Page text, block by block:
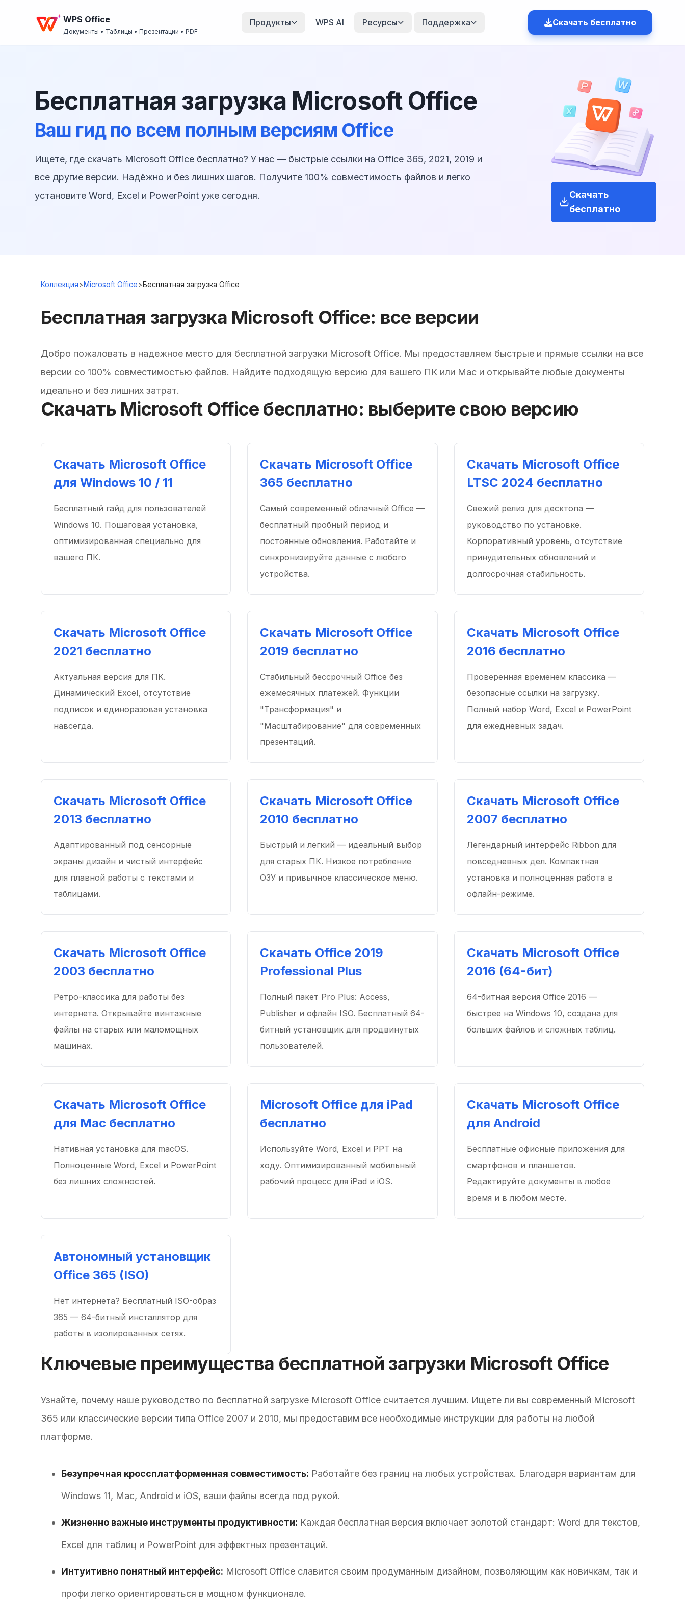
WPS Office
Документы • Таблицы • Презентации • PDF
Продукты WPS AI Ресурсы Поддержка Скачать бесплатно
Бесплатная загрузка Microsoft Office
Ваш гид по всем полным версиям Office
Ищете, где скачать Microsoft Office бесплатно? У нас — быстрые ссылки на Office 365, 2021, 2019 и
все другие версии. Надёжно и без лишних шагов. Получите 100% совместимость файлов и легко
установите Word, Excel и PowerPoint уже сегодня.
Скачать
бесплатно
Коллекция>Microsoft Office>Бесплатная загрузка Office
Бесплатная загрузка Microsoft Office: все версии
Добро пожаловать в надежное место для бесплатной загрузки Microsoft Office. Мы предоставляем быстрые и прямые ссылки на все
версии со 100% совместимостью файлов. Найдите подходящую версию для вашего ПК или Mac и открывайте любые документы
идеально и без лишних затрат.
Скачать Microsoft Office бесплатно: выберите свою версию
Скачать Microsoft Office
для Windows 10 / 11
Бесплатный гайд для пользователей
Windows 10. Пошаговая установка,
оптимизированная специально для
вашего ПК.
Скачать Microsoft Office
365 бесплатно
Самый современный облачный Office —
бесплатный пробный период и
постоянные обновления. Работайте и
синхронизируйте данные с любого
устройства.
Скачать Microsoft Office
LTSC 2024 бесплатно
Свежий релиз для десктопа —
руководство по установке.
Корпоративный уровень, отсутствие
принудительных обновлений и
долгосрочная стабильность.
Скачать Microsoft Office
2021 бесплатно
Актуальная версия для ПК.
Динамический Excel, отсутствие
подписок и единоразовая установка
навсегда.
Скачать Microsoft Office
2019 бесплатно
Стабильный бессрочный Office без
ежемесячных платежей. Функции
"Трансформация" и
"Масштабирование" для современных
презентаций.
Скачать Microsoft Office
2016 бесплатно
Проверенная временем классика —
безопасные ссылки на загрузку.
Полный набор Word, Excel и PowerPoint
для ежедневных задач.
Скачать Microsoft Office
2013 бесплатно
Адаптированный под сенсорные
экраны дизайн и чистый интерфейс
для плавной работы с текстами и
таблицами.
Скачать Microsoft Office
2010 бесплатно
Быстрый и легкий — идеальный выбор
для старых ПК. Низкое потребление
ОЗУ и привычное классическое меню.
Скачать Microsoft Office
2007 бесплатно
Легендарный интерфейс Ribbon для
повседневных дел. Компактная
установка и полноценная работа в
офлайн-режиме.
Скачать Microsoft Office
2003 бесплатно
Ретро-классика для работы без
интернета. Открывайте винтажные
файлы на старых или маломощных
машинах.
Скачать Office 2019
Professional Plus
Полный пакет Pro Plus: Access,
Publisher и офлайн ISO. Бесплатный 64-
битный установщик для продвинутых
пользователей.
Скачать Microsoft Office
2016 (64-бит)
64-битная версия Office 2016 —
быстрее на Windows 10, создана для
больших файлов и сложных таблиц.
Скачать Microsoft Office
для Mac бесплатно
Нативная установка для macOS.
Полноценные Word, Excel и PowerPoint
без лишних сложностей.
Microsoft Office для iPad
бесплатно
Используйте Word, Excel и PPT на
ходу. Оптимизированный мобильный
рабочий процесс для iPad и iOS.
Скачать Microsoft Office
для Android
Бесплатные офисные приложения для
смартфонов и планшетов.
Редактируйте документы в любое
время и в любом месте.
Автономный установщик
Office 365 (ISO)
Нет интернета? Бесплатный ISO-образ
365 — 64-битный инсталлятор для
работы в изолированных сетях.
Ключевые преимущества бесплатной загрузки Microsoft Office
Узнайте, почему наше руководство по бесплатной загрузке Microsoft Office считается лучшим. Ищете ли вы современный Microsoft
365 или классические версии типа Office 2007 и 2010, мы предоставим все необходимые инструкции для работы на любой
платформе.
Безупречная кроссплатформенная совместимость: Работайте без границ на любых устройствах. Благодаря вариантам для
Windows 11, Mac, Android и iOS, ваши файлы всегда под рукой.
Жизненно важные инструменты продуктивности: Каждая бесплатная версия включает золотой стандарт: Word для текстов,
Excel для таблиц и PowerPoint для эффектных презентаций.
Интуитивно понятный интерфейс: Microsoft Office славится своим продуманным дизайном, позволяющим как новичкам, так и
профи легко ориентироваться в мощном функционале.